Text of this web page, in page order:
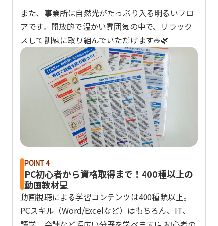
また、事業所は自然光がたっぷり入る明るいフロ
アです。開放的で温かい雰囲気の中で、リラック
スして訓練に取り組んでいただけます☕️🌿
POINT 4
PC初心者から資格取得まで！400種以上の
動画教材💻
動画視聴による学習コンテンツは400種類以上。
PCスキル（Word/Excelなど）はもちろん、IT、